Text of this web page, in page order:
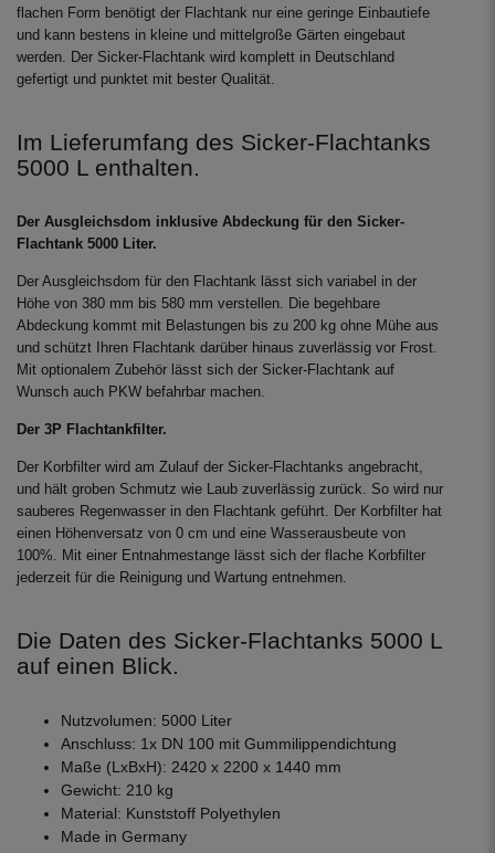
flachen Form benötigt der Flachtank nur eine geringe Einbautiefe
und kann bestens in kleine und mittelgroße Gärten eingebaut
werden. Der Sicker-Flachtank wird komplett in Deutschland
gefertigt und punktet mit bester Qualität.
Im Lieferumfang des Sicker-Flachtanks
5000 L enthalten.
Der Ausgleichsdom inklusive Abdeckung für den Sicker-
Flachtank 5000 Liter.
Der Ausgleichsdom für den Flachtank lässt sich variabel in der
Höhe von 380 mm bis 580 mm verstellen. Die begehbare
Abdeckung kommt mit Belastungen bis zu 200 kg ohne Mühe aus
und schützt Ihren Flachtank darüber hinaus zuverlässig vor Frost.
Mit optionalem Zubehör lässt sich der Sicker-Flachtank auf
Wunsch auch PKW befahrbar machen.
Der 3P Flachtankfilter.
Der Korbfilter wird am Zulauf der Sicker-Flachtanks angebracht,
und hält groben Schmutz wie Laub zuverlässig zurück. So wird nur
sauberes Regenwasser in den Flachtank geführt. Der Korbfilter hat
einen Höhenversatz von 0 cm und eine Wasserausbeute von
100%. Mit einer Entnahmestange lässt sich der flache Korbfilter
jederzeit für die Reinigung und Wartung entnehmen.
Die Daten des Sicker-Flachtanks 5000 L
auf einen Blick.
Nutzvolumen: 5000 Liter
Anschluss: 1x DN 100 mit Gummilippendichtung
Maße (LxBxH): 2420 x 2200 x 1440 mm
Gewicht: 210 kg
Material: Kunststoff Polyethylen
Made in Germany